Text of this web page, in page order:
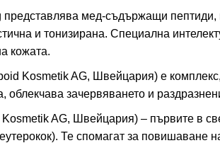
мед-съдържащи пептиди,
и тонизирана. Специална
кожата.
Kosmetik AG, Швейцария) е
облекчава зачервяването и
AG, Швейцария) – първите в
Те спомагат за повишаване